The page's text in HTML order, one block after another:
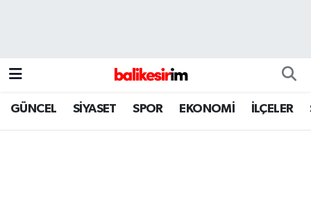
GÜNCEL SİYASET SPOR EKONOMİ İLÇELER